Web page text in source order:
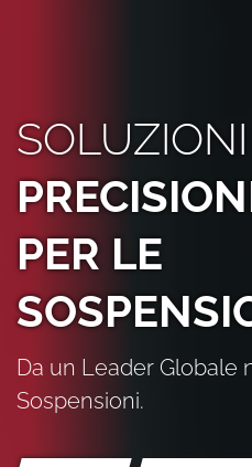
PER LE
Da un Leader Globale
Sospensioni.